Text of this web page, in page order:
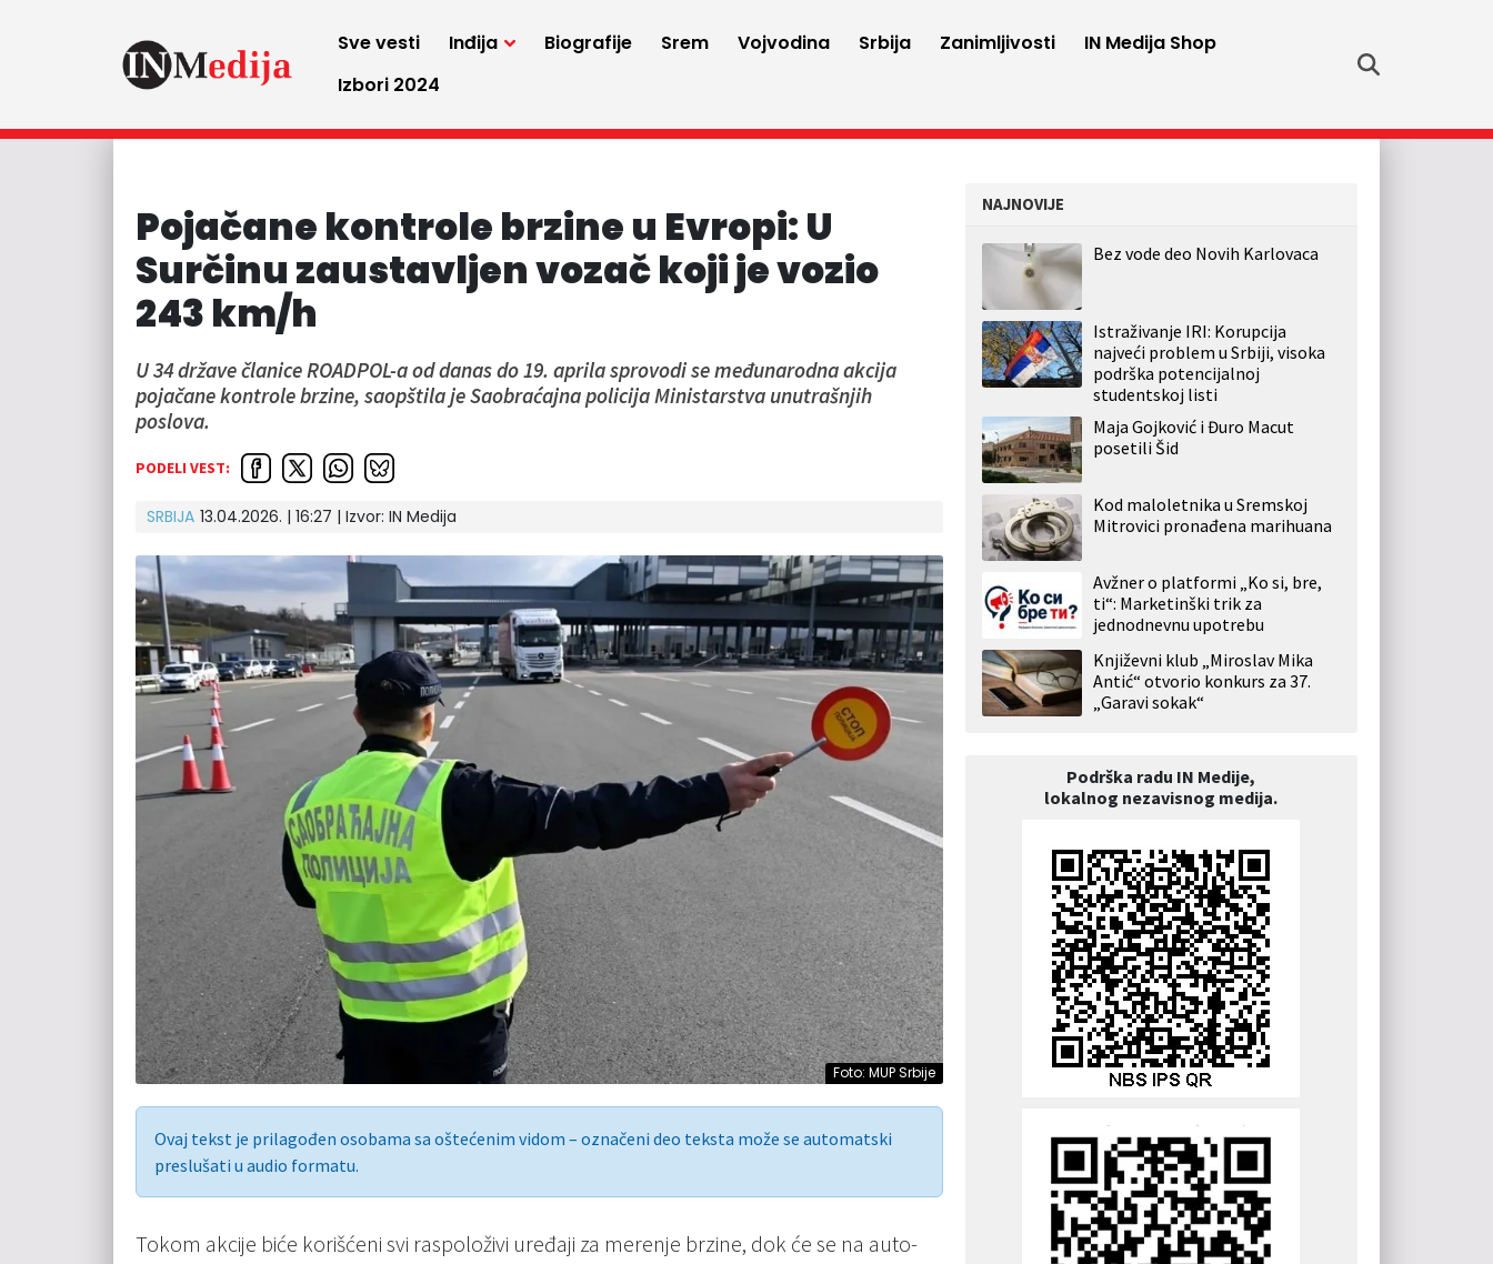
Sve vesti Inđija Biografije Srem Vojvodina Srbija Zanimljivosti
IN Medija Shop
Izbori 2024
Pojačane kontrole brzine u Evropi: U
Surčinu zaustavljen vozač koji je vozio
243 km/h
U 34 države članice ROADPOL-a od danas do 19. aprila sprovodi se međunarodna akcija
pojačane kontrole brzine, saopštila je Saobraćajna policija Ministarstva unutrašnjih
poslova.
PODELI VEST:
SRBIJA 13.04.2026. | 16:27 | Izvor: IN Medija
Foto: MUP Srbije
Ovaj tekst je prilagođen osobama sa oštećenim vidom – označeni deo teksta može se automatski
preslušati u audio formatu.
Tokom akcije biće korišćeni svi raspoloživi uređaji za merenje brzine, dok će se na auto-
NAJNOVIJE
Bez vode deo Novih Karlovaca
Istraživanje IRI: Korupcija
najveći problem u Srbiji, visoka
podrška potencijalnoj
studentskoj listi
Maja Gojković i Đuro Macut
posetili Šid
Kod maloletnika u Sremskoj
Mitrovici pronađena marihuana
Avžner o platformi „Ko si, bre,
ti“: Marketinški trik za
jednodnevnu upotrebu
Književni klub „Miroslav Mika
Antić“ otvorio konkurs za 37.
„Garavi sokak“
Podrška radu IN Medije,
lokalnog nezavisnog medija.